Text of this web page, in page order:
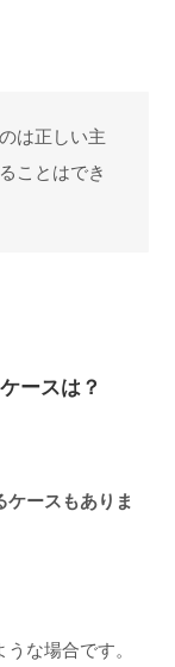
は正しい主
ことはでき
ースは？
ケースもありま
な場合です。